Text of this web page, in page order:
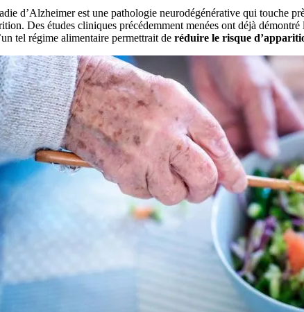
d’Alzheimer est une pathologie neurodégénérative qui touche
Des études cliniques précédemment menées ont déjà
tel régime alimentaire permettrait de réduire le risque